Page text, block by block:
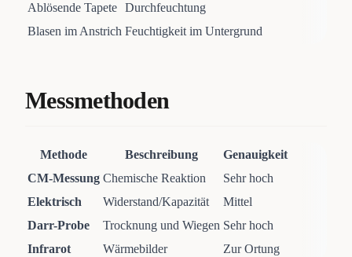
Ablösende Tapete Durchfeuchtung
Blasen im Anstrich Feuchtigkeit im Untergrund
Messmethoden
Methode Beschreibung
Genauigkeit
CM-Messung Chemische Reaktion
Sehr hoch
Elektrisch
Widerstand/Kapazität
Mittel
Darr-Probe
Trocknung und Wiegen Sehr hoch
Infrarot
Wärmebilder Zur Ortung